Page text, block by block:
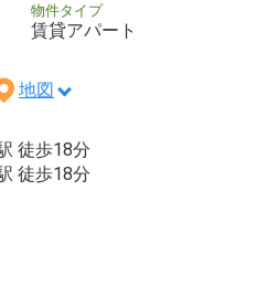
物件タイプ
賃貸アパート
地図
徒歩18分
徒歩18分